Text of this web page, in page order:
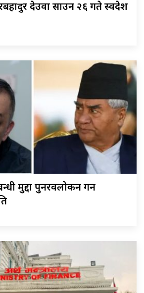
देउवा साउन २६ गते स्वदेश
मुद्दा पुनरवलोकन गर्न